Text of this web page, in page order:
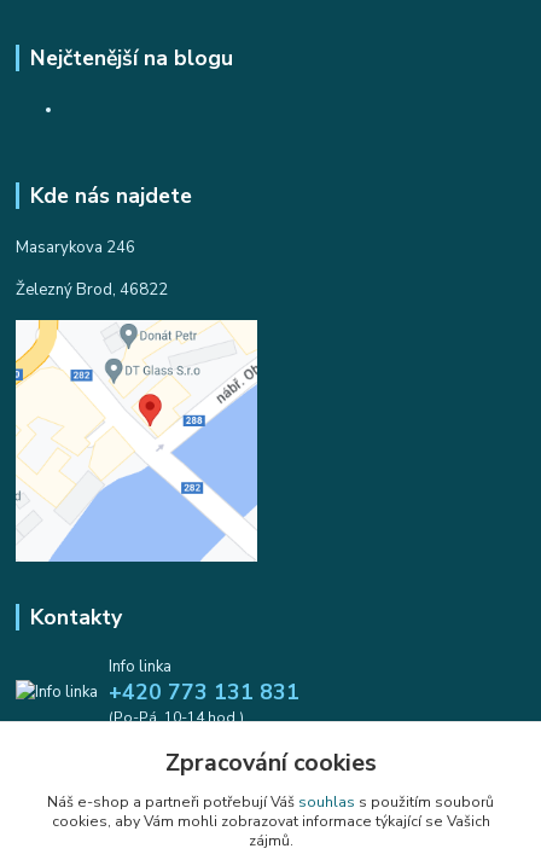
Nejčtenější na blogu
Kde nás najdete
Masarykova 246
Železný Brod, 46822
Kontakty
Info linka
+420 773 131 831
(Po-Pá, 10-14 hod.)
info@koralkomat.czZpracování cookies
Náš e-shop a partneři potřebují Váš souhlas s použitím souborů
cookies, aby Vám mohli zobrazovat informace týkající se Vašich
zájmů.